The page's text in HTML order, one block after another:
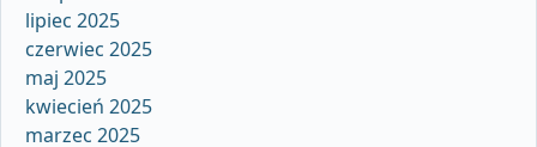
lipiec 2025
czerwiec 2025
maj 2025
kwiecień 2025
marzec 2025